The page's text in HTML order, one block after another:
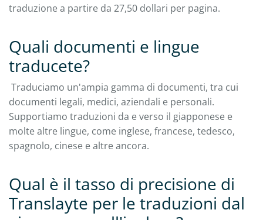
traduzione a partire da 27,50 dollari per pagina.
Quali documenti e lingue
traducete?
Traduciamo un'ampia gamma di documenti, tra cui
documenti legali, medici, aziendali e personali.
Supportiamo traduzioni da e verso il giapponese e
molte altre lingue, come inglese, francese, tedesco,
spagnolo, cinese e altre ancora.
Qual è il tasso di precisione di
Translayte per le traduzioni dal